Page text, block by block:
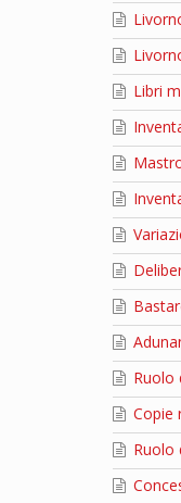
Libri
Ruolo
Copie
Ruolo